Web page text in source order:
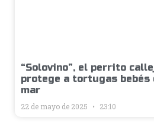
“Solovino”, el perrito
protege a tortugas bebés
mar
22 de mayo de 2025 23:10